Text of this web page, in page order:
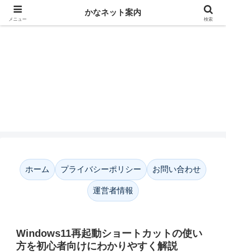
ホーム プライバシーポリシー お問い合わせ
運営者情報
Windows11再起動ショートカットの使い
方を初心者向けにわかりやすく解説
メニュー
かなネット案内
検索